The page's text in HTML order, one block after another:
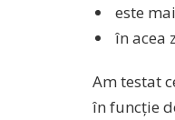
este
în acea
Am testat
în funcție